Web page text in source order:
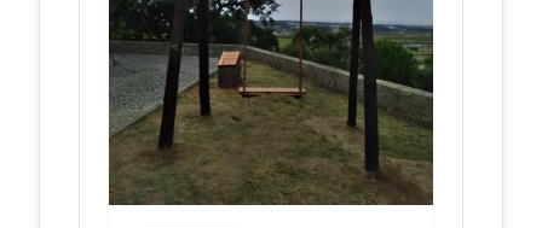
afamada
(com fotos)
Trata-se de uma personagem típica
desta zona que esteve na origem da
criação de um dos maiores centros
de produção de ou...
Festas da
Freguesia de
viralagenda.com